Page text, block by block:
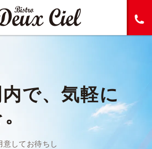
で、気軽に
してお待ちし